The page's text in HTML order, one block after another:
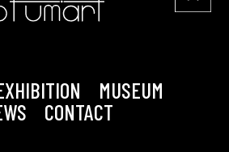
MUSEUM
CONTACT